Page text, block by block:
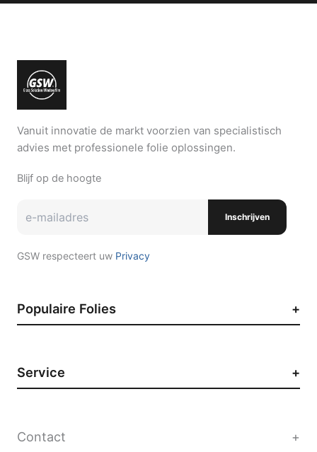
Vanuit innovatie de markt voorzien van specialistisch
advies met professionele folie oplossingen.
Blijf op de hoogte
Inschrijven
GSW respecteert uw Privacy
Populaire Folies
Paint Protection Film
Service
Vacatures
Contact